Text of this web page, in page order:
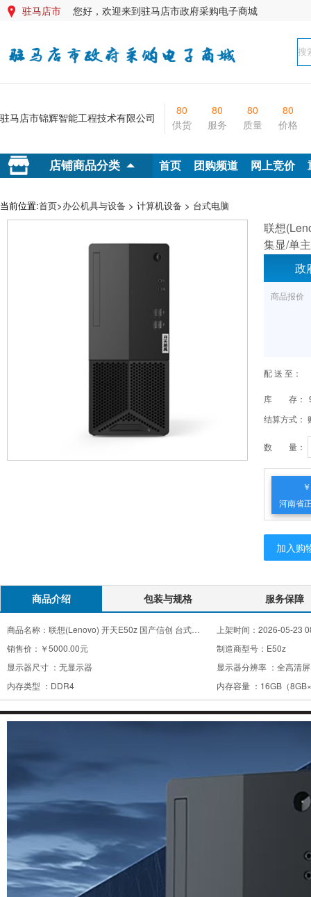
 驻马店市 您好，欢迎来到驻马店市政府采购电子商城
驻马店市锦辉智能工程技术有限公司
80
供货
80
服务
80
质量
80
价格
店铺商品分类 首页 团购频道 网上竞价
当前位置:首页>办公机具与设备 > 计算机设备 > 台式电脑
联想
集显/单
政
商品报价
配 送 至：
库 存：
结算方式：
数 量：
河南省
有
加入购
商品介绍 包装与规格 服务保障
商品名称： 联想(Lenovo) 开天E50z 国产信创 台式电脑 兆芯KX-U6780A/16G/512G/集显/单主机/麒麟系统 上架时间： 2026-05-23
销售价： ￥5000.00元 制造商型号： E50z
显示器尺寸 ： 无显示器 显示器分辨率 ： 全高清
内存类型 ： DDR4 内存容量 ： 16GB（
CPU主频 ：2.7GHz CPU系列 ：兆芯C4700
3C认证产品 ：是